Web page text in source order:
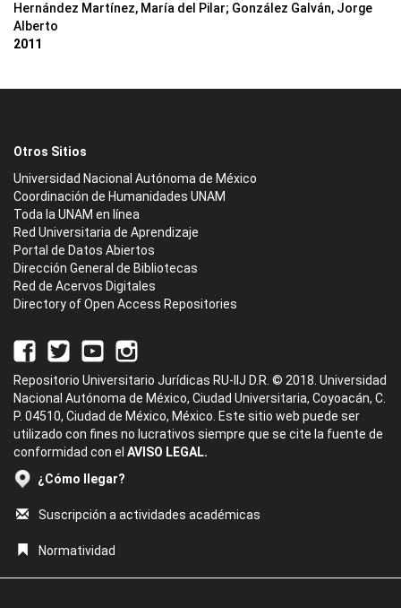
Hernández Martínez, María del Pilar; González Galván, Jorge
Alberto
2011
Otros Sitios
Universidad Nacional Autónoma de México
Coordinación de Humanidades UNAM
Toda la UNAM en línea
Red Universitaria de Aprendizaje
Portal de Datos Abiertos
Dirección General de Bibliotecas
Red de Acervos Digitales
Directory of Open Access Repositories
Repositorio Universitario Jurídicas RU-IIJ D.R. © 2018. Universidad
Nacional Autónoma de México, Ciudad Universitaria, Coyoacán, C.
P. 04510, Ciudad de México, México. Este sitio web puede ser
utilizado con fines no lucrativos siempre que se cite la fuente de
conformidad con el AVISO LEGAL.
¿Cómo llegar?
Suscripción a actividades académicas
Normatividad